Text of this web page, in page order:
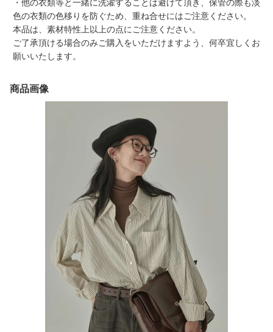
・他の衣類等と一緒に洗濯することは避けて頂き、保管の際も淡
色の衣類の色移りを防ぐため、重ね合せにはご注意ください。
本品は、素材特性上以上の点にご注意ください。
ご了承頂ける場合のみご購入をいただけますよう、何卒宜しくお
願いいたします。
商品画像